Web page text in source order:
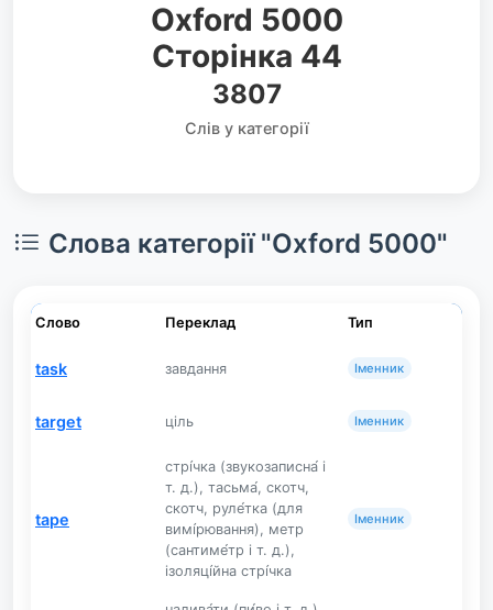
Oxford 5000
Сторінка 44
3807
Слів у категорії
Слова категорії "Oxford 5000"
Слово Переклад Тип
task завдання Іменник
target ціль Іменник
tape
стрі́чка (звукозаписна́ і
т. д.), тасьма́, скотч,
скотч, руле́тка (для
вимі́рювання), метр
(сантиме́тр і т. д.),
ізоляці́йна стрі́чка
Іменник